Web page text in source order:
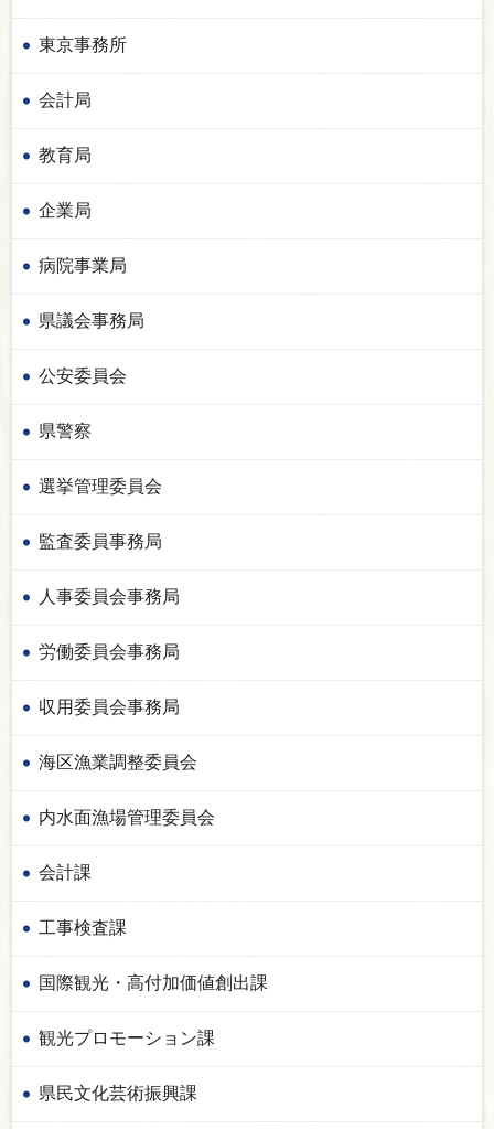
東京事務所
会計局
教育局
企業局
病院事業局
県議会事務局
公安委員会
県警察
選挙管理委員会
監査委員事務局
人事委員会事務局
労働委員会事務局
収用委員会事務局
海区漁業調整委員会
内水面漁場管理委員会
会計課
工事検査課
国際観光・高付加価値創出課
観光プロモーション課
県民文化芸術振興課